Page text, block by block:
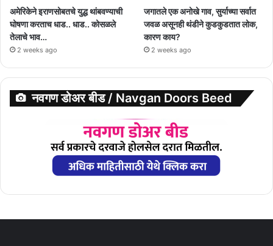
अमेरिकेने इराणसोबतचे युद्ध थांबवण्याची
घोषणा करताच धाड.. धाड.. कोसळले
तेलाचे भाव…
2 weeks ago
जगातले एक अनोखे गाव, सुर्याच्या सर्वात
जवळ असूनही थंडीने कुडकुडतात लोक,
कारण काय?
2 weeks ago
नवगण डोअर बीड / Navgan Doors Beed